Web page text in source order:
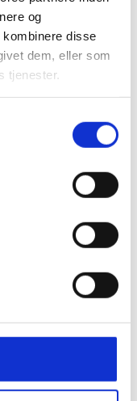
og
disse
dem, eller som
tjenester.
Søborg
4064
39 E-